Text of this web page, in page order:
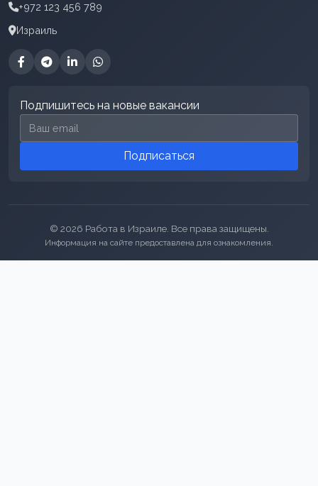
+972 123 456 789
Израиль
Подпишитесь на новые вакансии
Email для подписки
Подписаться
© 2026 Работа в Израиле. Все права защищены.
Информация на сайте предоставлена для ознакомления.